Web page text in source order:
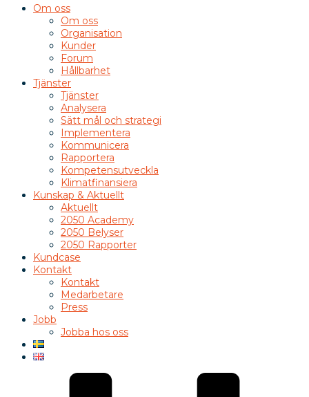
Om oss
Om oss
Organisation
Kunder
Forum
Hållbarhet
Tjänster
Tjänster
Analysera
Sätt mål och strategi
Implementera
Kommunicera
Rapportera
Kompetensutveckla
Klimatfinansiera
Kunskap & Aktuellt
Aktuellt
2050 Academy
2050 Belyser
2050 Rapporter
Kundcase
Kontakt
Kontakt
Medarbetare
Press
Jobb
Jobba hos oss